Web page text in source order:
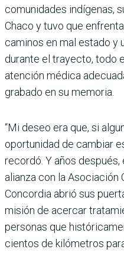
comunidades indígenas,
Chaco y tuvo que
caminos en mal estado
durante el trayecto, todo
atención médica
grabado en su memoria.
“Mi deseo era que, si
oportunidad de cambiar
recordó. Y años
alianza con la Asociación
Concordia abrió sus
misión de acercar
personas que
cientos de kilómetros